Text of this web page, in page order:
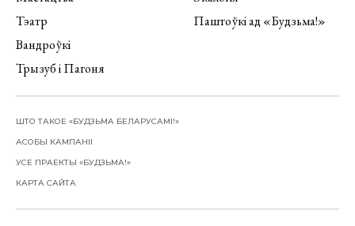
Тэатр
Вандроўкі
Трызуб і Пагоня
Паштоўкі ад «Будзьма!»
ШТО ТАКОЕ «БУДЗЬМА БЕЛАРУСАМІ!»
АСОБЫ КАМПАНІІ
УСЕ ПРАЕКТЫ «БУДЗЬМА!»
КАРТА САЙТА